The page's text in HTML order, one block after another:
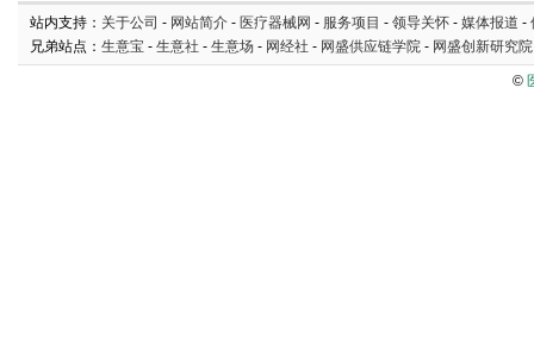
站内支持： 关于公司 - 网站简介 - 医疗器械网 - 服务项目 - 领导关怀 - 媒体报道 -
兄弟站点： 生意宝 - 生意社 - 生意场 - 网经社 - 网盛供应链学院 - 网盛创新研究院
©